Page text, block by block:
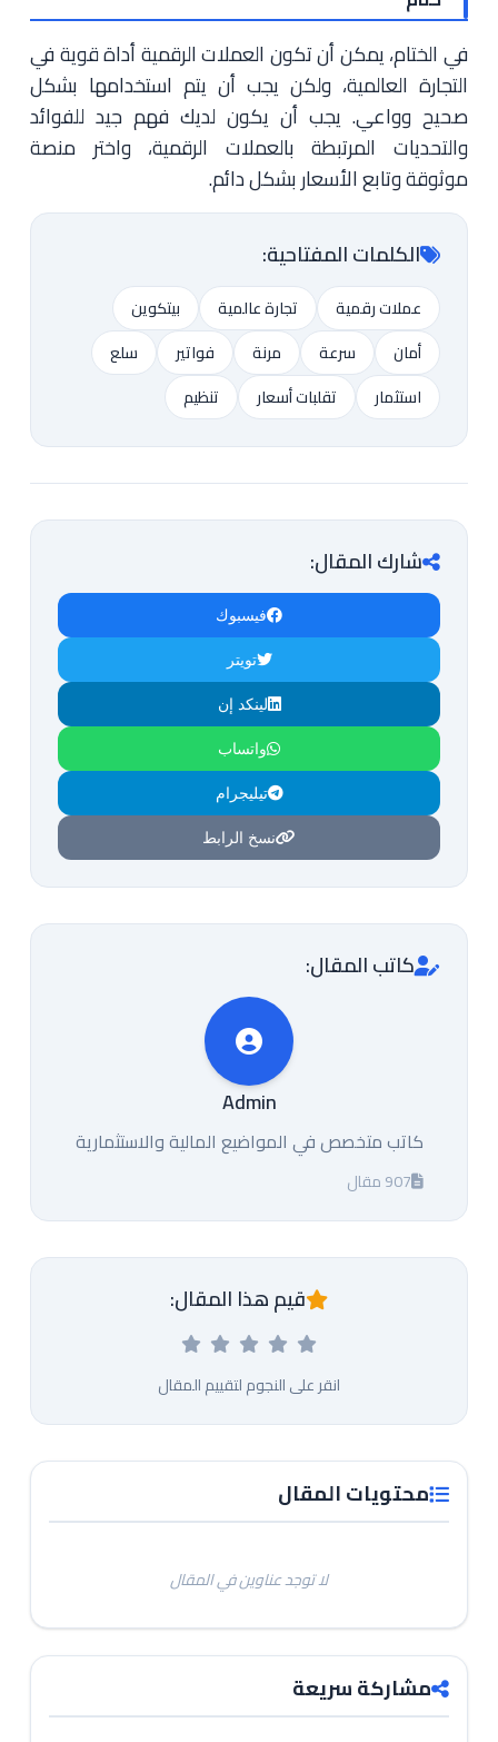
في الختام، يمكن أن تكون العملات الرقمية أداة قوية في
التجارة العالمية، ولكن يجب أن يتم استخدامها بشكل
صحيح وواعي. يجب أن يكون لديك فهم جيد للفوائد
والتحديات المرتبطة بالعملات الرقمية، واختر منصة
موثوقة وتابع الأسعار بشكل دائم.
الكلمات المفتاحية:
عملات رقمية تجارة عالمية
بيتكوين
أمان
سرعة مرنة فواتير
سلع
استثمار
تقلبات أسعار تنظيم
شارك المقال:
فيسبوك
تويتر
لينكد إن
واتساب
تيليجرام
نسخ الرابط
كاتب المقال:
Admin
كاتب متخصص في المواضيع المالية والاستثمارية
907 مقال
قيم هذا المقال:
انقر على النجوم لتقييم المقال
محتويات المقال
لا توجد عناوين في المقال
مشاركة سريعة